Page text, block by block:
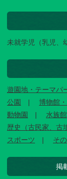
未就学児（乳児、
遊園地・テーマパ
公園
博物館
動物園
水族館
歴史（古民家、古
スポーツ
そ
掲